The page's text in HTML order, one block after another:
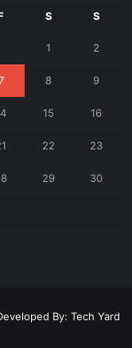
S S
1 2
8 9
15 16
22 23
29 30
By: Tech Yard